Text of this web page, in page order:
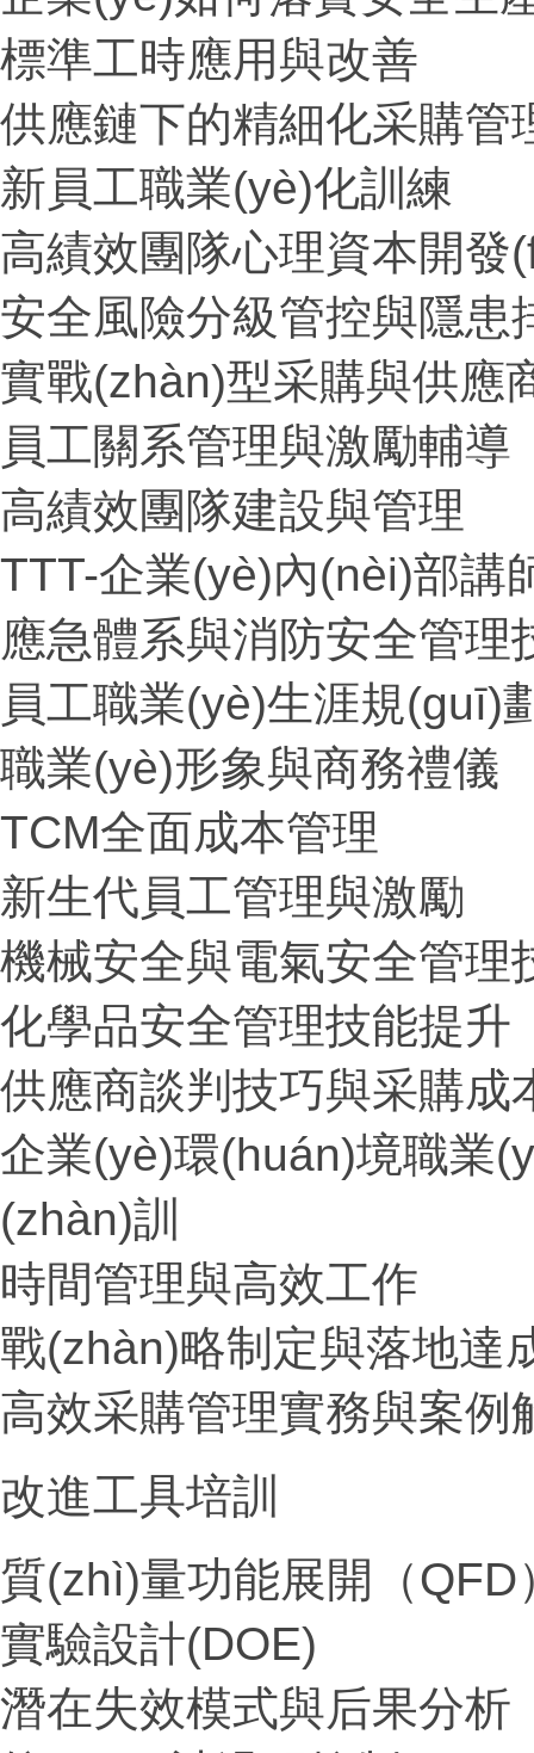
標準工時應用與改善
供應鏈下的精細化采購管
新員工職業(yè)化訓練
高績效團隊心理資本開發
安全風險分級管控與隱患
實戰(zhàn)型采購與供應
員工關系管理與激勵輔導
高績效團隊建設與管理
TTT-企業(yè)內(nèi)部講
應急體系與消防安全管理
員工職業(yè)生涯規(guī)
職業(yè)形象與商務禮儀
TCM全面成本管理
新生代員工管理與激勵
機械安全與電氣安全管理
化學品安全管理技能提升
供應商談判技巧與采購成
企業(yè)環(huán)境職業
(zhàn)訓
時間管理與高效工作
戰(zhàn)略制定與落地達
高效采購管理實務與案例
改進工具培訓
質(zhì)量功能展開（QFD
實驗設計(DOE)
潛在失效模式與后果分析